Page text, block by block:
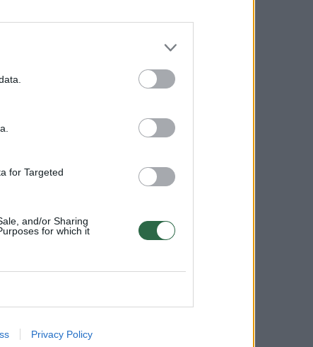
for Targeted
and/or Sharing
for which it
Privacy Policy
ir kainas prekybos
džiaugtis dar per anksti